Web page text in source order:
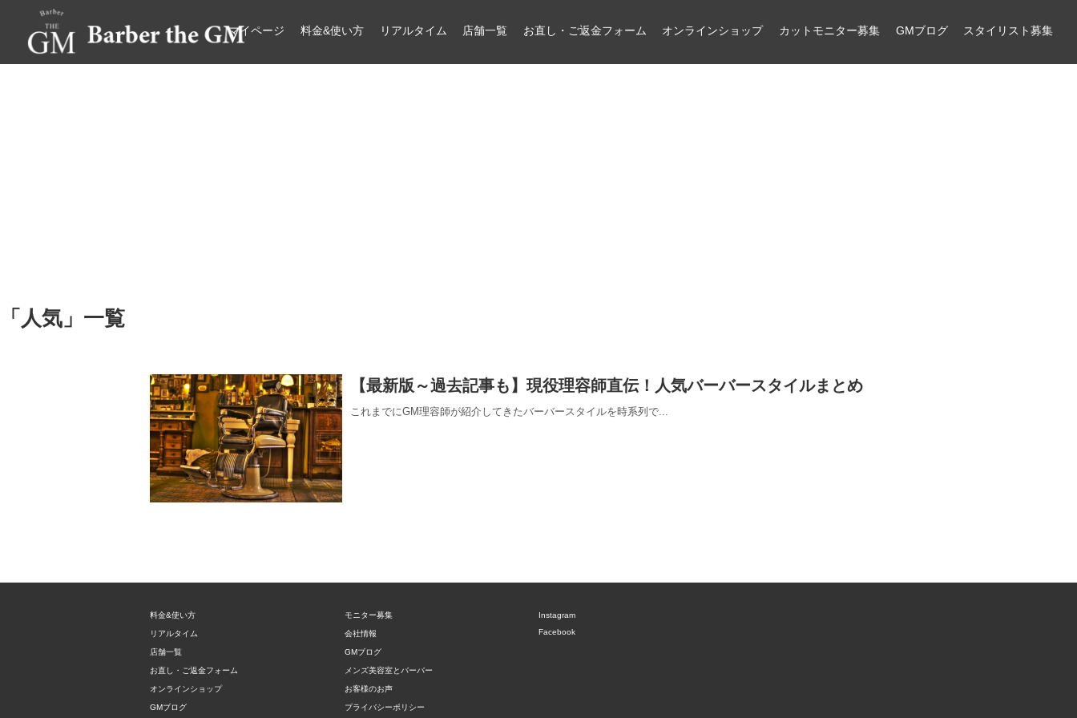
マイページ 料金&使い方 リアルタイム 店舗一覧 お直し・ご返金フォーム オンラインショップ カットモニター募集 GMブログ スタイリスト募集
「 人気 」 一覧
【最新版～過去記事も】現役理容師直伝！人気バーバースタイルまとめ
これまでにGM理容師が紹介してきたバーバースタイルを時系列で...
料金&使い方
リアルタイム
店舗一覧
お直し・ご返金フォーム
オンラインショップ
GMブログ
モニター募集
会社情報
GMブログ
メンズ美容室とバーバー
お客様のお声
プライバシーポリシー
Instagram
Facebook